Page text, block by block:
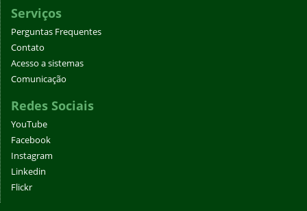
Serviços
Perguntas Frequentes
Contato
Acesso a sistemas
Comunicação
Redes Sociais
YouTube
Facebook
Instagram
Linkedin
Flickr